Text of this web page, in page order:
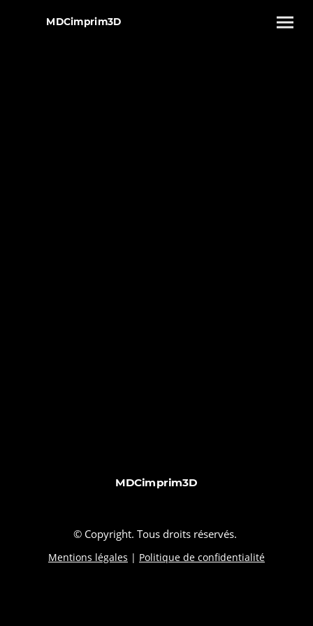
MDCimprim3D
MDCimprim3D
© Copyright. Tous droits réservés.
Mentions légales | Politique de confidentialité